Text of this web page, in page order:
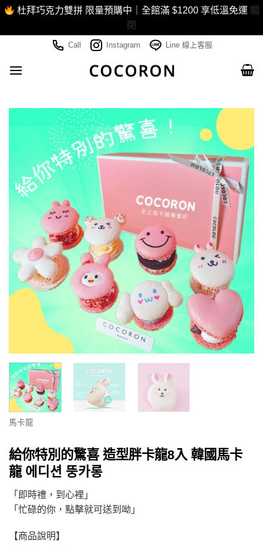
杜拜巧克力雙拼 限量預購中｜全館滿 $1200 享低溫免運 關
閉
content
Call Instagram Line 線上客服
馬卡龍
給你特別的驚喜 造型胖卡龍8入 韓國馬卡
龍 에디션 뚱카롱
「即時禮，到心裡」
「忙碌的你，點擊就可送到呦」
【商品說明】